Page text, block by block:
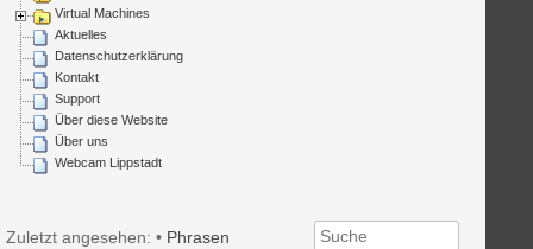
Virtual Machines
Aktuelles
Datenschutzerklärung
Kontakt
Support
Über diese Website
Über uns
Webcam Lippstadt
Zuletzt angesehen: • Phrasen